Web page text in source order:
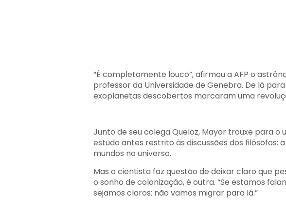
“É completamente louco”, afirmou a AFP o
professor da Universidade de Genebra. De lá
exoplanetas descobertos marcaram uma
Junto de seu colega Queloz, Mayor trouxe para o
estudo antes restrito às discussões dos filósofos:
mundos no universo.
Mas o cientista faz questão de deixar claro que
o sonho de colonização, é outra. “Se estamos
sejamos claros: não vamos migrar para lá.”